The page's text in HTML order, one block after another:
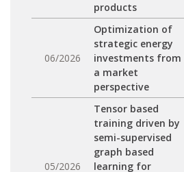
products
06/2026
Optimization of
strategic energy
investments from
a market
perspective
05/2026
Tensor based
training driven by
semi-supervised
graph based
learning for